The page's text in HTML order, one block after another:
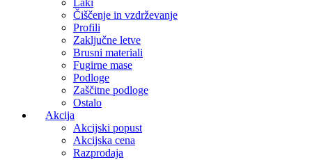
Laki
Čiščenje in vzdrževanje
Profili
Zaključne letve
Brusni materiali
Fugirne mase
Podloge
Zaščitne podloge
Ostalo
Akcija
Akcijski popust
Akcijska cena
Razprodaja